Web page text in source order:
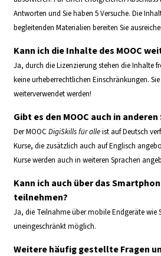
Antworten und Sie haben 5 Versuche. Die
begleitenden Materialien bereiten Sie
Kann ich die Inhalte des MOOC
Ja, durch die Lizenzierung stehen die Inhalte
keine urheberrechtlichen Einschränkungen.
weiterverwendet werden!
Gibt es den MOOC auch in anderen
Der MOOC DigiSkills für alleist auf Deutsch
Kurse, die zusätzlich auch auf Englisch
Kurse werden auch in weiteren Sprachen
Kann ich auch über das
teilnehmen?
Ja, die Teilnahme über mobile Endgeräte wie
uneingeschränkt möglich.
Weitere häufig gestellte Fragen